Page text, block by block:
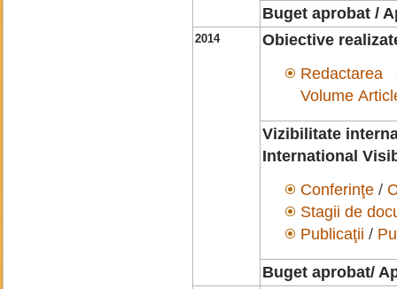
Buget aprobat /
2014
Obiective
Volume
Vizibilitate
International
Conferinţe /
Stagii de
Publicaţii /
Buget aprobat/